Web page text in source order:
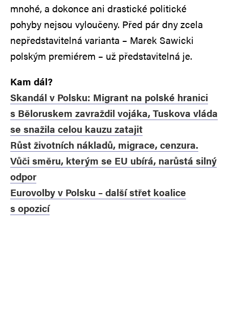
mnohé, a dokonce ani drastické politické
pohyby nejsou vyloučeny. Před pár dny zcela
nepředstavitelná varianta – Marek Sawicki
polským premiérem – už představitelná je.
Kam dál?
Skandál v Polsku: Migrant na polské hranici
s Běloruskem zavraždil vojáka, Tuskova vláda
se snažila celou kauzu zatajit
Růst životních nákladů, migrace, cenzura.
Vůči směru, kterým se EU ubírá, narůstá silný
odpor
Eurovolby v Polsku – další střet koalice
s opozicí